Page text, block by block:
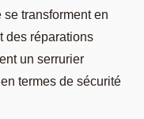
transforment en
des réparations
un serrurier
termes de sécurité